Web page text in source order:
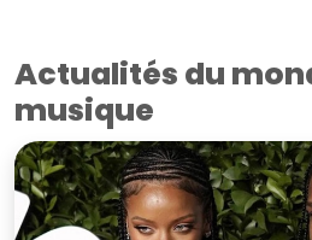
Actualités du
musique